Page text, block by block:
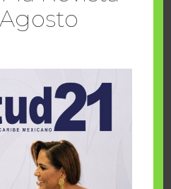
cumplen
y Make-A-Wish